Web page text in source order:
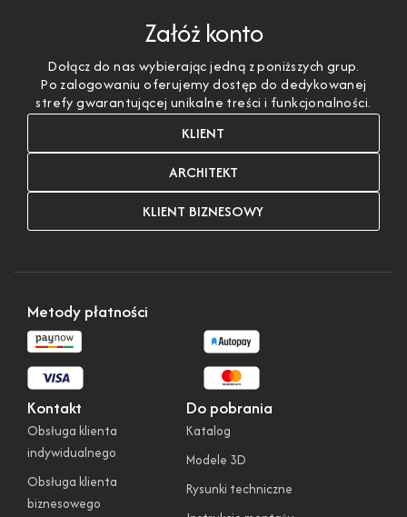
Załóż konto
Dołącz do nas wybierając jedną z poniższych grup.
Po zalogowaniu oferujemy dostęp do dedykowanej
strefy gwarantującej unikalne treści i funkcjonalności.
KLIENT
ARCHITEKT
KLIENT BIZNESOWY
Kontakt
Obsługa klienta
indywidualnego
Obsługa klienta
biznesowego
Do pobrania
Katalog
Modele 3D
Rysunki techniczne
Metody płatności